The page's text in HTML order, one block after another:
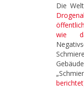
Die
wie